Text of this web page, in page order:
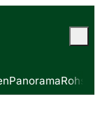
Panorama